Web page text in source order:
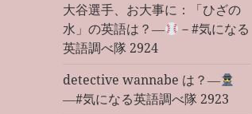
大谷選手、お大事に：「ひざの
水」の英語は？―
－#気になる
英語調べ隊 2924
detective wannabe は？―
―#気になる英語調べ隊 2923